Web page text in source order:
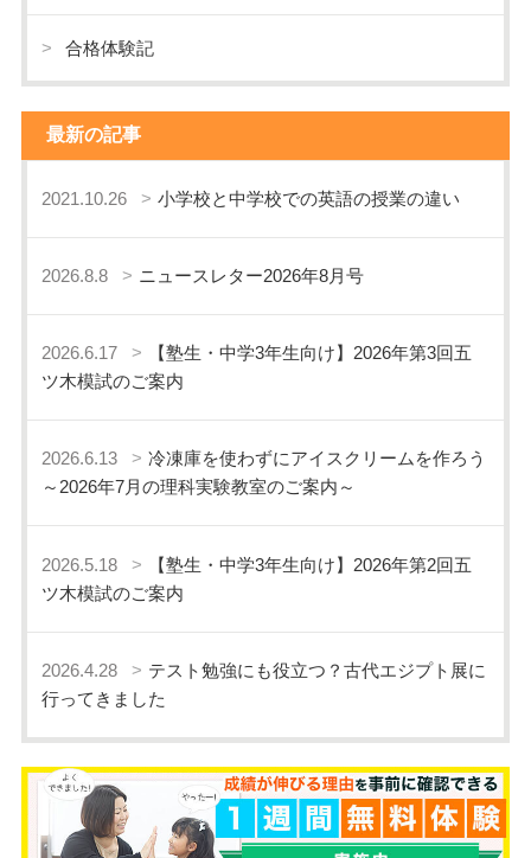
合格体験記
最新の記事
2021.10.26 小学校と中学校での英語の授業の違い
2026.8.8 ニュースレター2026年8月号
2026.6.17
【塾生・中学3年生向け】2026年第3回五
ツ木模試のご案内
2026.6.13
冷凍庫を使わずにアイスクリームを作ろう
～2026年7月の理科実験教室のご案内～
2026.5.18
【塾生・中学3年生向け】2026年第2回五
ツ木模試のご案内
2026.4.28
テスト勉強にも役立つ？古代エジプト展に
行ってきました